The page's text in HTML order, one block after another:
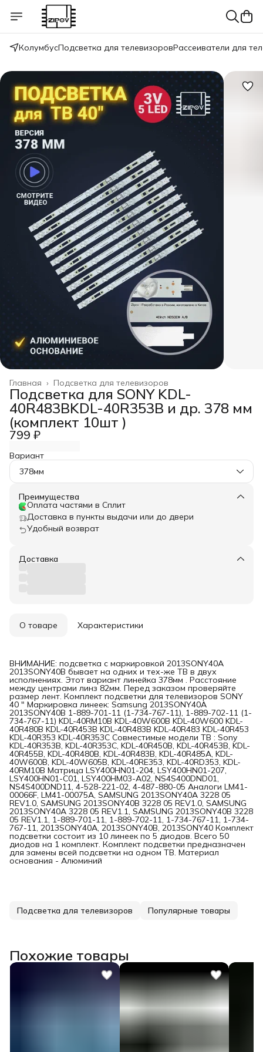
КолумбусПодсветка для телевизоровРассеиватели для
Подсветка для телевизоров
Главная ›
Подсветка для SONY KDL-
40R483BKDL-40R353B и др. 378 мм
(комплект 10шт )
799 ₽
Вариант
378мм
Преимущества
Оплата частями в Сплит
Доставка в пункты выдачи или до двери
Удобный возврат
Доставка
О товаре Характеристики
ВНИМАНИЕ: подсветка с маркировкой 2013SONY40A
2013SONY40B бывает на одних и тех-же ТВ в двух
исполнениях. Этот вариант линейка 378мм . Расстояние
между центрами линз 82мм. Перед заказом проверяйте
размер лент. Комплект подсветки для телевизоров SONY
40 " Маркировка линеек: Samsung 2013SONY40A
2013SONY40B 1-889-701-11 (1-734-767-11), 1-889-702-11 (1-
734-767-11) KDL-40RM10B KDL-40W600B KDL-40W600 KDL-
40R480B KDL-40R453B KDL-40R483B KDL-40R483 KDL-40R453
KDL-40R353 KDL-40R353C Совместимые модели ТВ : Sony
KDL-40R353B, KDL-40R353C, KDL-40R450B, KDL-40R453B, KDL-
40R455B, KDL-40R480B, KDL-40R483B, KDL-40R485A, KDL-
40W600B, KDL-40W605B, KDL-40RE353, KDL-40RD353, KDL-
40RM10B Матрица LSY400HN01-204, LSY400HN01-207,
LSY400HN01-C01, LSY400HM03-A02, NS4S400DND01,
NS4S400DND11, 4-528-221-02, 4-487-880-05 Аналоги LM41-
00066F, LM41-00075A, SAMSUNG 2013SONY40A 3228 05
REV1.0, SAMSUNG 2013SONY40B 3228 05 REV1.0, SAMSUNG
2013SONY40A 3228 05 REV1.1, SAMSUNG 2013SONY40B 3228
05 REV1.1, 1-889-701-11, 1-889-702-11, 1-734-767-11, 1-734-
767-11, 2013SONY40A, 2013SONY40B, 2013SONY40 Комплект
подсветки состоит из 10 линеек по 5 диодов. Всего 50
диодов на 1 комплект. Комплект подсветки предназначен
для замены всей подсветки на одном ТВ. Материал
основания - Алюминий
Подсветка для телевизоров Популярные товары
Похожие товары